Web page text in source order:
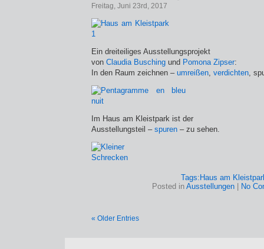
Freitag, Juni 23rd, 2017
Ein dreiteiliges Ausstellungsprojekt
von Claudia Busching und Pomona Zipser:
In den Raum zeichnen – umreißen, verdichten,
Im Haus am Kleistpark ist der
Ausstellungsteil – spuren – zu sehen.
Tags: Haus am
Posted in Ausstellungen| No
« Older Entries